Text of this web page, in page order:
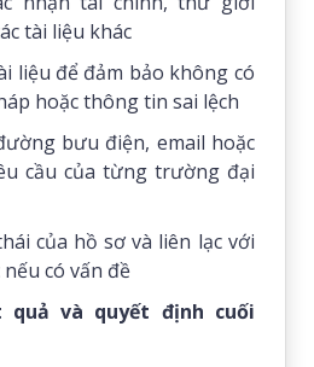
tài liệu khác
liệu để đảm bảo không có
hoặc thông tin sai lệch
bưu điện, email hoặc
cầu của từng trường đại
của hồ sơ và liên lạc với
có vấn đề
quả và quyết định cuối